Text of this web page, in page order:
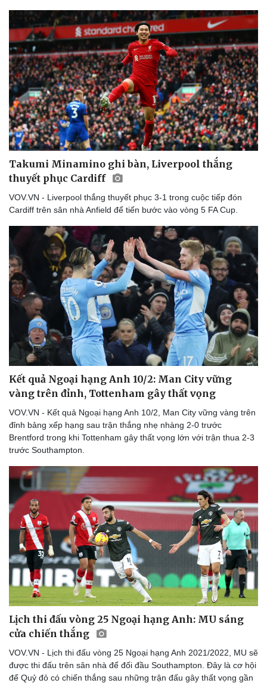
Takumi Minamino ghi bàn, Liverpool thắng
thuyết phục Cardiff
VOV.VN - Liverpool thắng thuyết phục 3-1 trong cuộc tiếp đón
Cardiff trên sân nhà Anfield để tiến bước vào vòng 5 FA Cup.
Kết quả Ngoại hạng Anh 10/2: Man City vững
vàng trên đỉnh, Tottenham gây thất vọng
VOV.VN - Kết quả Ngoại hạng Anh 10/2, Man City vững vàng trên
đỉnh bảng xếp hạng sau trận thắng nhẹ nhàng 2-0 trước
Brentford trong khi Tottenham gây thất vọng lớn với trận thua 2-3
trước Southampton.
Lịch thi đấu vòng 25 Ngoại hạng Anh: MU sáng
cửa chiến thắng
VOV.VN - Lịch thi đấu vòng 25 Ngoại hạng Anh 2021/2022, MU sẽ
được thi đấu trên sân nhà để đối đầu Southampton. Đây là cơ hội
để Quỷ đỏ có chiến thắng sau những trận đấu gây thất vọng gần